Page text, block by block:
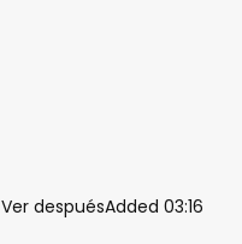
Ver despuésAdded 03:16